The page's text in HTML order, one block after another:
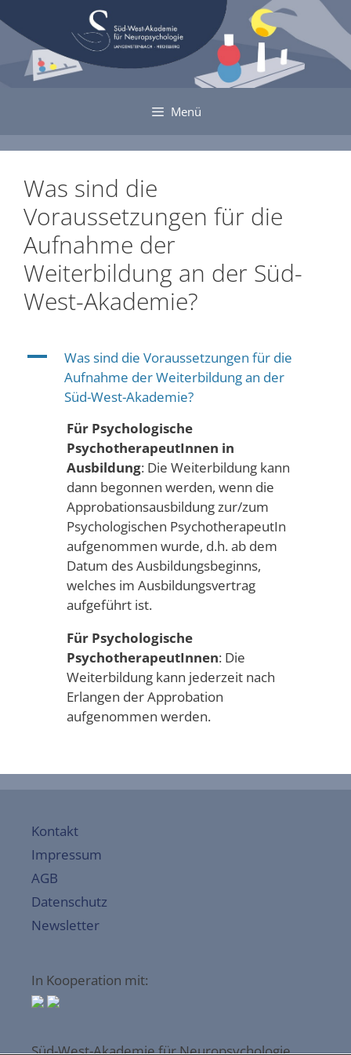
Inhalt
springen
Menü
Was sind die
Voraussetzungen für die
Aufnahme der
Weiterbildung an der Süd-
West-Akademie?
A
Was sind die Voraussetzungen für die
Aufnahme der Weiterbildung an der
Süd-West-Akademie?
Für Psychologische
PsychotherapeutInnen in
Ausbildung: Die Weiterbildung kann
dann begonnen werden, wenn die
Approbationsausbildung zur/zum
Psychologischen PsychotherapeutIn
aufgenommen wurde, d.h. ab dem
Datum des Ausbildungsbeginns,
welches im Ausbildungsvertrag
aufgeführt ist.
Für Psychologische
PsychotherapeutInnen: Die
Weiterbildung kann jederzeit nach
Erlangen der Approbation
aufgenommen werden.
Kontakt
Impressum
AGB
Datenschutz
Newsletter
In Kooperation mit:
Süd-West-Akademie für Neuropsychologie